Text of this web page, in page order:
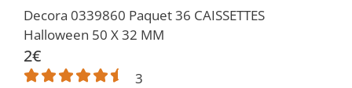
Decora 0339860 Paquet 36 CAISSETTES
Halloween 50 X 32 MM
2€
3